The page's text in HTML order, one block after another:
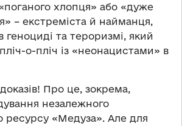
хлопця» або «дуже
– екстреміста й найманця,
геноциді та тероризмі, який
о-пліч із «неонацистами» в
Про це, зокрема,
незалежного
ресурсу «Медуза». Але для